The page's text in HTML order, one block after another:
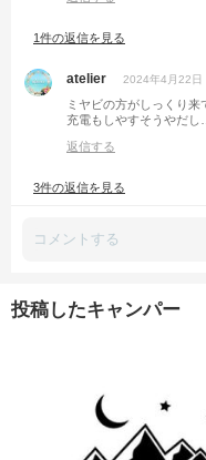
1件の返信を見る
atelier 2024年4月22日
ミヤビの方がしっくり来
充電もしやすそうやだし…
返信する
3件の返信を見る
投稿したキャンパー